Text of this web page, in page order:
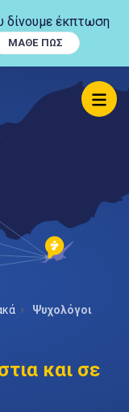
δίνουμε έκπτωση
ΜΑΘΕ ΠΩΣ
Ψυχολόγοι
και σε